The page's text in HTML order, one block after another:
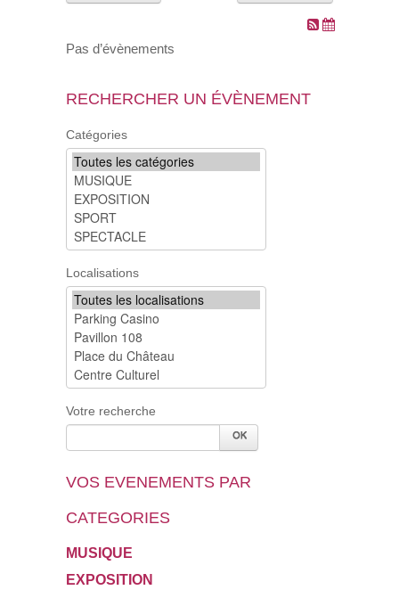
SOCIAL
SPORTS ET LOISIRS
CULTURE ET PATRIMOINE
DÉCISIONS & DÉLIBÉRATIONS
RENDEZ-VOUS EN LIGNE
Pas d’évènements
RECHERCHER UN ÉVÈNEMENT
Catégories
Localisations
Votre recherche
VOS EVENEMENTS PAR
CATEGORIES
MUSIQUE
EXPOSITION